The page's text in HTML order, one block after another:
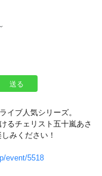
イブ人気シリーズ。
るチェリスト五十嵐あさ
みください！
event/5518